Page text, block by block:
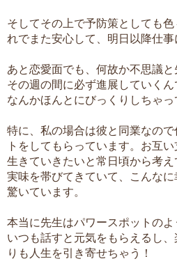
そしてその上で予防策としても
れでまた安心して、明日以降仕事
あと恋愛面でも、何故か不思議
その週の間に必ず進展していくん
なんかほんとにびっくりしちゃ
特に、私の場合は彼と同業なの
トをしてもらっています。お互
生きていきたいと常日頃から考
実味を帯びてきていて、こんな
驚いています。
本当に先生はパワースポットのよ
いつも話すと元気をもらえるし
りも人生を引き寄せちゃう！